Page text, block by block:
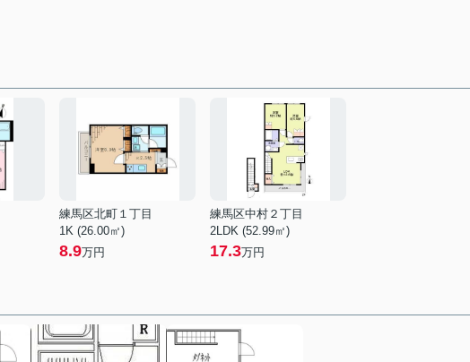
練馬区北町１丁目
1K (26.00㎡)
8.9万円
練馬区中村２丁目
2LDK (52.99㎡)
17.3万円